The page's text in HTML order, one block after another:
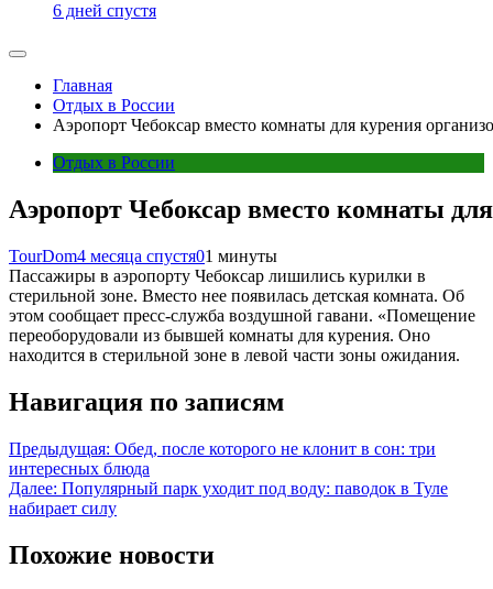
6 дней спустя
Главная
Отдых в России
Аэропорт Чебоксар вместо комнаты для курения
Отдых в России
Аэропорт Чебоксар вместо комнаты
TourDom4 месяца спустя01 минуты
Пассажиры в аэропорту Чебоксар лишились курилки в
стерильной зоне. Вместо нее появилась детская комната. Об
этом сообщает пресс-служба воздушной гавани. «Помещение
переоборудовали из бывшей комнаты для курения. Оно
находится в стерильной зоне в левой части зоны ожидания.
Навигация по записям
Предыдущая: Обед, после которого не клонит в сон: три
интересных блюда
Далее: Популярный парк уходит под воду: паводок в Туле
набирает силу
Похожие новости